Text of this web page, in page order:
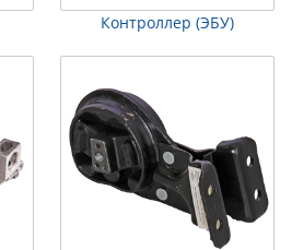
Контроллер (ЭБУ)